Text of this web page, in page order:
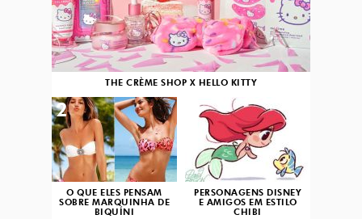
THE CRÈME SHOP X HELLO KITTY
O QUE ELES PENSAM
SOBRE MARQUINHA DE
BIQUÍNI
2
PERSONAGENS DISNEY
E AMIGOS EM ESTILO
CHIBI
3